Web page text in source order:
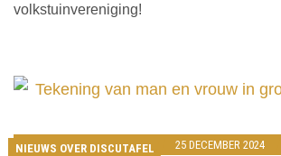
volkstuinvereniging!
NIEUWS OVER DISCUTAFEL 25 DECEMBER 2024